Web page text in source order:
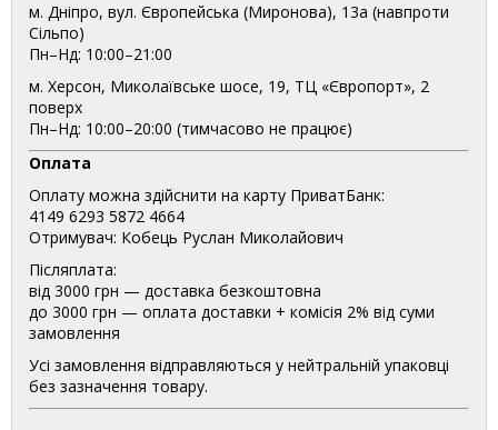
м. Дніпро, вул. Європейська (Миронова), 13а (навпроти
Сільпо)
Пн–Нд: 10:00–21:00
м. Херсон, Миколаївське шосе, 19, ТЦ «Європорт», 2
поверх
Пн–Нд: 10:00–20:00 (тимчасово не працює)
Оплата
Оплату можна здійснити на карту ПриватБанк:
4149 6293 5872 4664
Отримувач: Кобець Руслан Миколайович
Післяплата:
від 3000 грн — доставка безкоштовна
до 3000 грн — оплата доставки + комісія 2% від суми
замовлення
Усі замовлення відправляються у нейтральній упаковці
без зазначення товару.